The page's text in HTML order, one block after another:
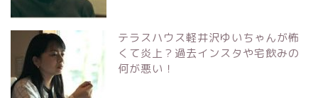
テラスハウス軽井沢ゆいちゃんが怖
くて炎上？過去インスタや宅飲みの
何が悪い！